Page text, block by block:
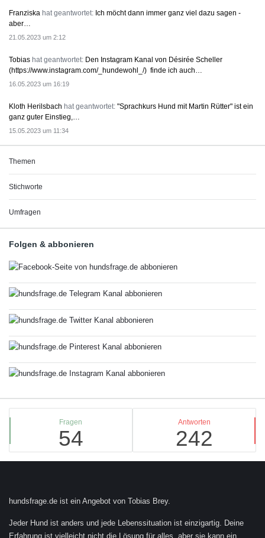
Franziska hat geantwortet: Ich möcht dann immer ganz viel dazu sagen -
aber…
21.05.2023 um 2:12
Tobias hat geantwortet: Den Instagram Kanal von Désirée Scheller
(https://www.instagram.com/_hundewohl_/) finde ich auch…
16.05.2023 um 16:19
Kloth Herilsbach hat geantwortet: "Sprachkurs Hund mit Martin Rütter" ist ein
ganz guter Einstieg,…
15.05.2023 um 11:34
Themen
Stichworte
Umfragen
Folgen & abbonieren
Stats
Fragen
54
Antworten
242
hundsfrage.de ist ein Angebot von Tobias Brey.
Jeder Hund ist anders und jede Lebenssituation ist einzigartig. Deine
Erfahrung ist vielleicht nicht die Lösung für alles, aber sie kann ein